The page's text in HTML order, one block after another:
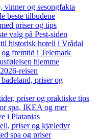
vinner og sesongfakta
beste tilbudene
priser og tips
valg på Pest-siden
historisk hotell i Vrådal
fremtid i Telemark
hjemme
reisen
priser og
priser og praktiske tips
spa, IKEA og mer
i Platanias
priser og kjæledyr
spa og priser